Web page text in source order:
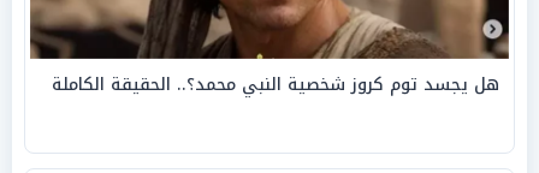
هل يجسد توم كروز شخصية النبي محمد؟.. الحقيقة الكاملة